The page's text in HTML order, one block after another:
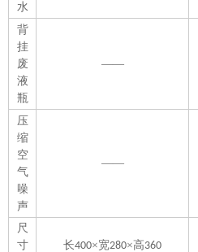
水
背
挂
废
液
瓶
——
压
缩
空
气
噪
声
——
尺
寸
长400×宽280×高360